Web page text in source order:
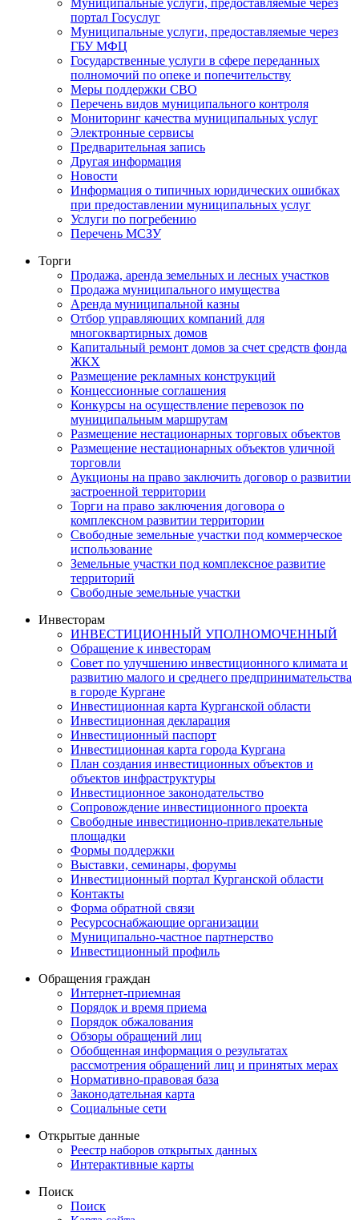
портал Госуслуг
Муниципальные услуги, предоставляемые через
ГБУ МФЦ
Государственные услуги в сфере переданных
полномочий по опеке и попечительству
Меры поддержки СВО
Перечень видов муниципального контроля
Мониторинг качества муниципальных услуг
Электронные сервисы
Предварительная запись
Другая информация
Новости
Информация о типичных юридических ошибках
при предоставлении муниципальных услуг
Услуги по погребению
Перечень МСЗУ
Торги
Продажа, аренда земельных и лесных участков
Продажа муниципального имущества
Аренда муниципальной казны
Отбор управляющих компаний для
многоквартирных домов
Капитальный ремонт домов за счет средств фонда
ЖКХ
Размещение рекламных конструкций
Концессионные соглашения
Конкурсы на осуществление перевозок по
муниципальным маршрутам
Размещение нестационарных торговых объектов
Размещение нестационарных объектов уличной
торговли
Аукционы на право заключить договор о развитии
застроенной территории
Торги на право заключения договора о
комплексном развитии территории
Свободные земельные участки под коммерческое
использование
Земельные участки под комплексное развитие
территорий
Свободные земельные участки
Инвесторам
ИНВЕСТИЦИОННЫЙ УПОЛНОМОЧЕННЫЙ
Обращение к инвесторам
Совет по улучшению инвестиционного климата и
развитию малого и среднего предпринимательства
в городе Кургане
Инвестиционная карта Курганской области
Инвестиционная декларация
Инвестиционный паспорт
Инвестиционная карта города Кургана
План создания инвестиционных объектов и
объектов инфраструктуры
Инвестиционное законодательство
Сопровождение инвестиционного проекта
Свободные инвестиционно-привлекательные
площадки
Формы поддержки
Выставки, семинары, форумы
Инвестиционный портал Курганской области
Контакты
Форма обратной связи
Ресурсоснабжающие организации
Муниципально-частное партнерство
Инвестиционный профиль
Обращения граждан
Интернет-приемная
Порядок и время приема
Порядок обжалования
Обзоры обращений лиц
Обобщенная информация о результатах
рассмотрения обращений лиц и принятых мерах
Нормативно-правовая база
Законодательная карта
Социальные сети
Открытые данные
Реестр наборов открытых данных
Интерактивные карты
Поиск
Поиск